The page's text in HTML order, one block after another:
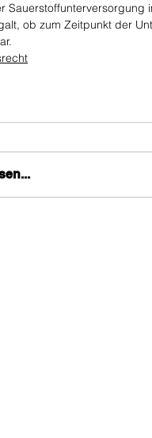
Sauerstoffunterversorgung
ob zum Zeitpunkt der